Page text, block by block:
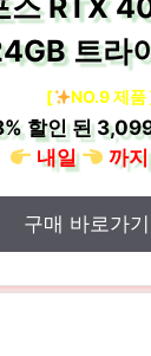
스 RTX
트라
[ NO.9 제품
할인 된
내일
까지
구매 바로가기